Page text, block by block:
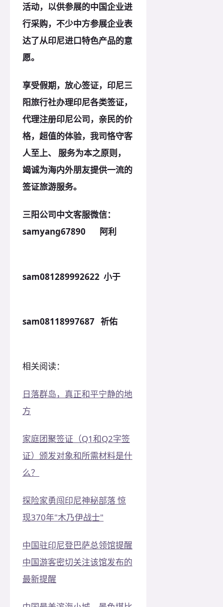
活动，以供参展的中国企业进
行采购，不少中方参展企业表
达了从印尼进口特色产品的意
愿。
享受假期，放心签证，印尼三
阳旅行社办理印尼各类签证，
代理注册印尼公司，亲民的价
格，超值的体验，我司恪守客
人至上、 服务为本之原则，
竭诚为海内外朋友提供一流的
签证旅游服务。
三阳公司中文客服微信：
samyang67890 阿利
sam081289992622 小于
sam08118997687 祈佑
相关阅读：
日落群岛，真正和平宁静的地
方
家庭团聚签证（Q1和Q2字签
证）颁发对象和所需材料是什
么？
探险家勇闯印尼神秘部落 惊
现370年"木乃伊战士"
中国驻印尼登巴萨总领馆提醒
中国游客密切关注该馆发布的
最新提醒